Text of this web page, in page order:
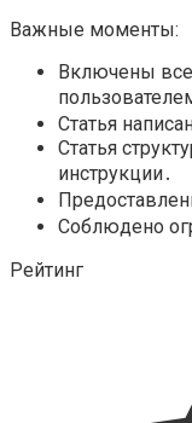
Важные моменты:
Включены
Статья
Статья
инструкции․
Соблюдено
Рейтинг